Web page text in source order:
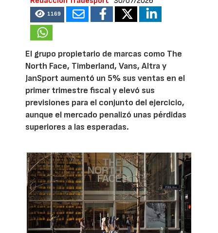
1169
El grupo propietario de marcas como The
North Face, Timberland, Vans, Altra y
JanSport aumentó un 5% sus ventas en el
primer trimestre fiscal y elevó sus
previsiones para el conjunto del ejercicio,
aunque el mercado penalizó unas pérdidas
superiores a las esperadas.